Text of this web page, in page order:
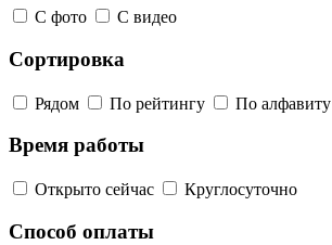
С фото С видео
Сортировка
Рядом По рейтингу По алфавиту
Время работы
Открыто сейчас Круглосуточно
Способ оплаты